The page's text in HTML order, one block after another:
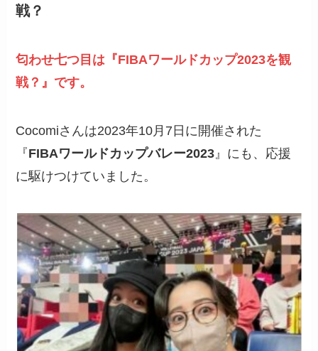
戦？
匂わせ七つ目は『FIBAワールドカップ2023を観
戦？』です。
Cocomiさんは2023年10月7日に開催された
『FIBAワールドカップバレー2023』にも、応援
に駆けつけていました。